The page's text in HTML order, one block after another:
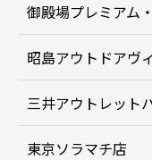
御殿場プレミアム
昭島アウトドアヴ
三井アウトレット
東京ソラマチ店